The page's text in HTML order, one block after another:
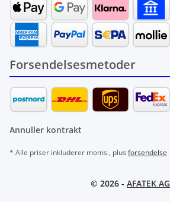
Forsendelsesmetoder
Annuller kontrakt
* Alle priser inkluderer moms., plus forsendelse
© 2026 - AFATEK AG